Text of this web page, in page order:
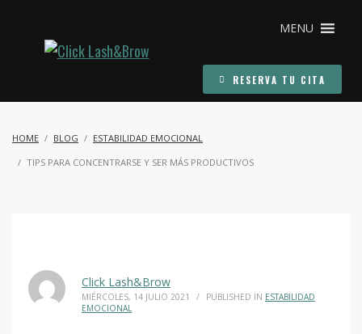
MENU
RESERVA TU CITA
HOME BLOG
ESTABILIDAD EMOCIONAL
TIPS PARA CONCENTRARSE Y SER MÁS PRODUCTIVOS
Click Lash&Brow
MIÉRCOLES, 14 JULIO 2021 / PUBLISHED IN ESTABILIDAD
EMOCIONAL